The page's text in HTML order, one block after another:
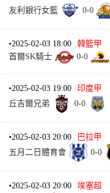
友利銀行女籃
0-0
•2025-02-03 18:00
韓籃甲
首爾SK騎士
0-0
•2025-02-03 19:00
印度甲
丘吉爾兄弟
0-0
•2025-02-03 20:00
巴拉甲
五月二日體育會
0-0
•2025-02-03 20:00 埃塞超